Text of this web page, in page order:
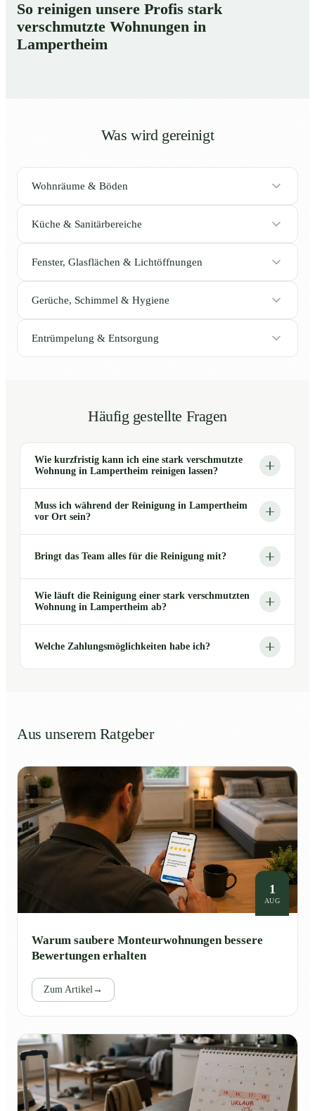
So reinigen unsere Profis stark
verschmutzte Wohnungen in
Lampertheim
Was wird gereinigt
Wohnräume & Böden
Küche & Sanitärbereiche
Fenster, Glasflächen & Lichtöffnungen
Gerüche, Schimmel & Hygiene
Entrümpelung & Entsorgung
Häufig gestellte Fragen
Wie kurzfristig kann ich eine stark verschmutzte
Wohnung in Lampertheim reinigen lassen?
Muss ich während der Reinigung in Lampertheim
vor Ort sein?
Bringt das Team alles für die Reinigung mit?
Wie läuft die Reinigung einer stark verschmutzten
Wohnung in Lampertheim ab?
Welche Zahlungsmöglichkeiten habe ich?
Aus unserem Ratgeber
1
AUG
Warum saubere Monteurwohnungen bessere
Bewertungen erhalten
Zum Artikel→